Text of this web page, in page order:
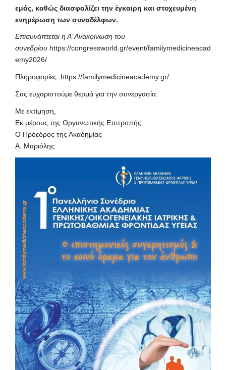
εμάς, καθώς διασφαλίζει την έγκαιρη και στοχευμένη
ενημέρωση των συναδέλφων.
Επισυνάπτεται η Α΄Ανακοίνωση του
συνεδρίου.https://congressworld.gr/event/familymedicineacad
emy2026/
Πληροφορίες: https://familymedicineacademy.gr/
Σας ευχαριστούμε θερμά για την συνεργασία.
Με εκτίμηση,
Εκ μέρους της Οργανωτικής Επιτροπής
Ο Πρόεδρος της Ακαδημίας
Α. Μαριόλης